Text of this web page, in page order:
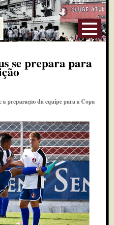
se prepara para
preparação da equipe para a Copa